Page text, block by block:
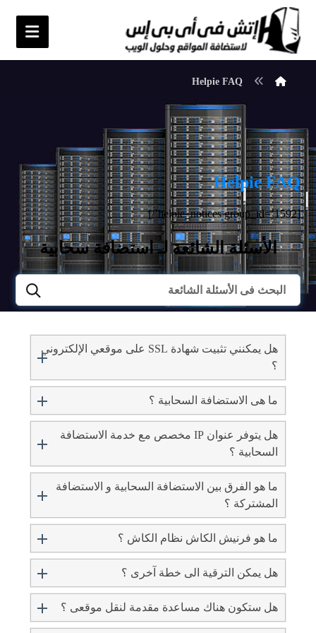
Helpie FAQ
Helpie FAQ
[helpie_notices group_id=’1592’/]
الأسئلة الشائعة لـ استضافة سحابية
هل يمكنني تثبيت شهادة SSL على موقعي الإلكتروني
؟
ما هى الاستضافة السحابية ؟
هل يتوفر عنوان IP مخصص مع خدمة الاستضافة
السحابية ؟
ما هو الفرق بين الاستضافة السحابية و الاستضافة
المشتركة ؟
ما هو فرنيش الكاش نظام الكاش ؟
هل يمكن الترقية الى خطة آخرى ؟
هل ستكون هناك مساعدة مقدمة لنقل موقعى ؟